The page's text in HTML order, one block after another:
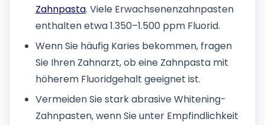
Zahnpasta. Viele Erwachsenenzahnpasten
enthalten etwa 1.350–1.500 ppm Fluorid.
Wenn Sie häufig Karies bekommen, fragen
Sie Ihren Zahnarzt, ob eine Zahnpasta mit
höherem Fluoridgehalt geeignet ist.
Vermeiden Sie stark abrasive Whitening-
Zahnpasten, wenn Sie unter Empfindlichkeit